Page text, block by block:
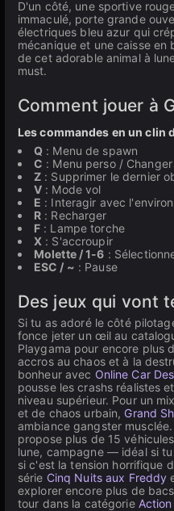
D'un côté, une sportive
immaculé, porte grande
électriques bleu azur qui
mécanique et une caisse en
de cet adorable animal à
must.
Comment jouer à
Les commandes en un clin
Q : Menu de spawn
C : Menu perso /
Z : Supprimer le dernier
V : Mode vol
E : Interagir avec
R : Recharger
F : Lampe torche
X : S'accroupir
Molette / 1-6 :
ESC / ~ : Pause
Des jeux qui vont
Si tu as adoré le côté
fonce jeter un œil au
Playgama pour encore plus
accros au chaos et à la
bonheur avec Online Car
pousse les crashs réalistes
niveau supérieur. Pour un
et de chaos urbain, Grand
ambiance gangster musclée.
propose plus de 15
lune, campagne — idéal si
si c'est la tension horrifique
série Cinq Nuits aux Freddy
explorer encore plus de
tour dans la catégorie Action